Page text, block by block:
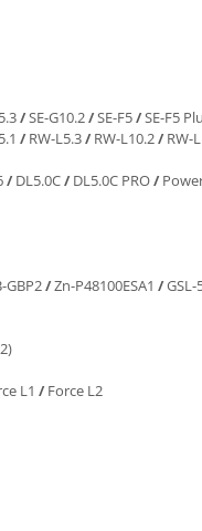
/SE-G10.2/SE-F5/SE-F5
/ RW-L5.3/ RW-L10.2/ RW-
/ DL5.0C/ DL5.0C PRO/
GBP2/Zn-P48100ESA1 /GSL-
L1 / Force L2